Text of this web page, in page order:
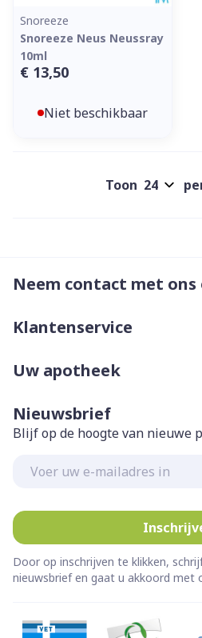
Snoreeze
Snoreeze Neus Neussray
10ml
€ 13,50
Niet beschikbaar
Toon
Neem contact met ons
Klantenservice
Uw apotheek
Nieuwsbrief
Blijf op de hoogte van nieuwe
Door op inschrijven te klikken,
nieuwsbrief en gaat u akkoord met